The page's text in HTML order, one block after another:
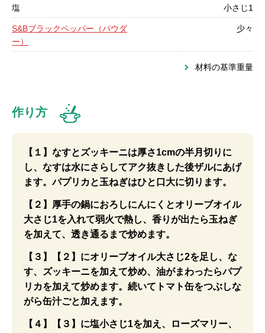
塩 小さじ1
S&Bブラックペッパー（パウダ
ー）
少々
材料の基準重量
作り方
【１】なすとズッキーニは厚さ1cmの半月切りに
し、なすは水にさらしてアク抜きした後ザルにあげ
ます。パプリカと玉ねぎはひと口大に切ります。
【２】厚手の鍋におろしにんにくとオリーブオイル
大さじ1を入れて弱火で熱し、香りが出たら玉ねぎ
を加えて、透き通るまで炒めます。
【３】【２】にオリーブオイル大さじ2を足し、な
す、ズッキーニを加えて炒め、油がまわったらパプ
リカを加えて炒めます。続いてトマト缶をつぶしな
がら缶汁ごと加えます。
【４】【３】に塩小さじ1を加え、ローズマリー、